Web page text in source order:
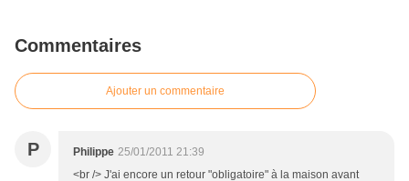
Commentaires
Ajouter un commentaire
P Philippe 25/01/2011 21:39
<br /> J'ai encore un retour "obligatoire" à la maison avant